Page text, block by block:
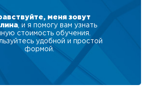
меня зовут
, и я помогу вам узнать
стоимость обучения.
удобной и простой
формой.